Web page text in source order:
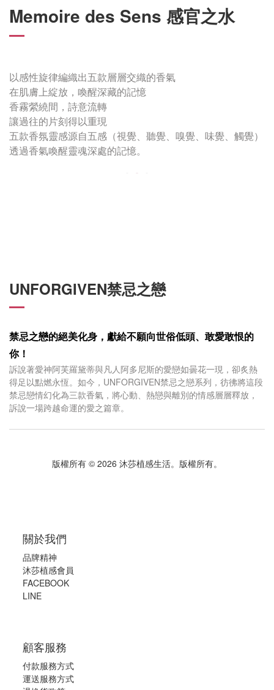
Memoire des Sens 感官之水
以感性旋律編織出五款層層交織的香氣
在肌膚上綻放，喚醒深藏的記憶
香霧縈繞間，詩意流轉
讓過往的片刻得以重現
五款香氛靈感源自五感（視覺、聽覺、嗅覺、味覺、觸覺）
透過香氣喚醒靈魂深處的記憶。
UNFORGIVEN禁忌之戀
禁忌之戀的絕美化身， 獻給不願向世俗低頭、敢愛敢恨的
你！
訴說著愛神阿芙羅黛蒂與凡人阿多尼斯的愛戀如曇花一現，卻炙熱
得足以點燃永恆。如今，UNFORGIVEN禁忌之戀系列，彷彿將這段
禁忌戀情幻化為三款香氣，將心動、熱戀與離別的情感層層釋放，
訴說一場跨越命運的愛之篇章。
版權所有 © 2026 沐莎植感生活。版權所有。
關於我們
品牌精神
沐莎植感會員
FACEBOOK
LINE
顧客服務
付款服務方式
運送服務方式